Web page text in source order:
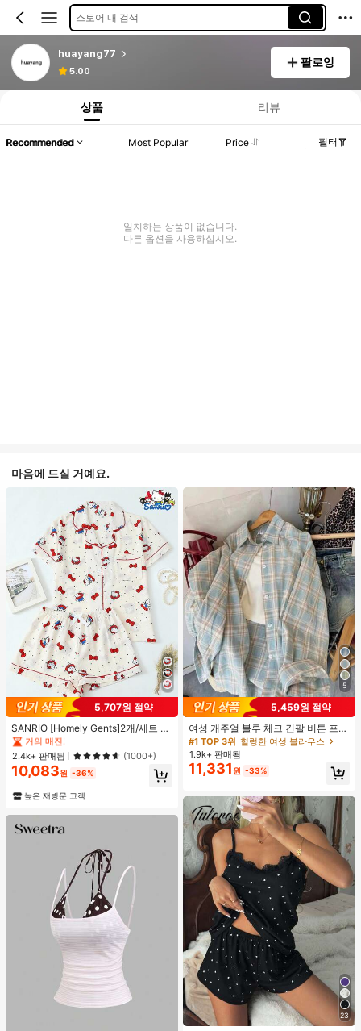
스토어 내 검색
huayang77
5.00
팔로잉
상품 리뷰
Recommended Most Popular Price 필터
일치하는 상품이 없습니다.
다른 옵션을 사용하십시오.
마음에 드실 거예요.
5,707원 절약
SANRIO [Homely Gents]2개/세트 여
성 프린트 라펠 반팔 버튼 포켓 상의
및 보우 반바지 잠옷 세트, 캐주얼 홈
웨어, 봄/여름에 적합
#1 TOP 3위
프라이드 월 여성 파자마 세트
거의 매진!
#1 TOP 3위
프라이드 월 여성 파자마 세트
거의 매진!
#1 TOP 3위
프라이드 월 여성 파자마 세트
거의 매진!
#1 TOP 3위
프라이드 월 여성 파자마 세트
거의 매진!
2.4k+ 판매됨 (1000+)
10,083원 -36%
높은 재방문 고객
5
5,459원 절약
여성 캐주얼 블루 체크 긴팔 버튼 프론
트 폴리에스터 셔츠, 레귤러 핏, 봄 의
류, 편안한 스타일
#1 TOP 3위 헐렁한 여성 블라우스
1.9k+ 판매됨
11,331 원 -33%
23